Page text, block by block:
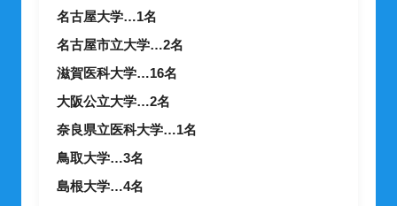
名古屋大学…1名
名古屋市立大学…2名
滋賀医科大学…16名
大阪公立大学…2名
奈良県立医科大学…1名
鳥取大学…3名
島根大学…4名